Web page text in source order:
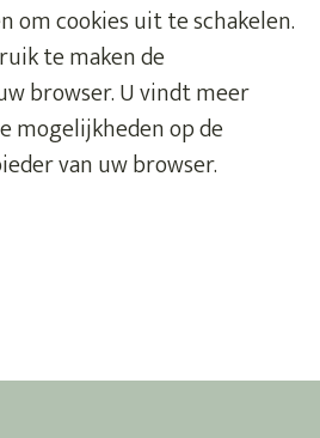
om cookies uit te schakelen.
te maken de
browser. U vindt meer
mogelijkheden op de
van uw browser.